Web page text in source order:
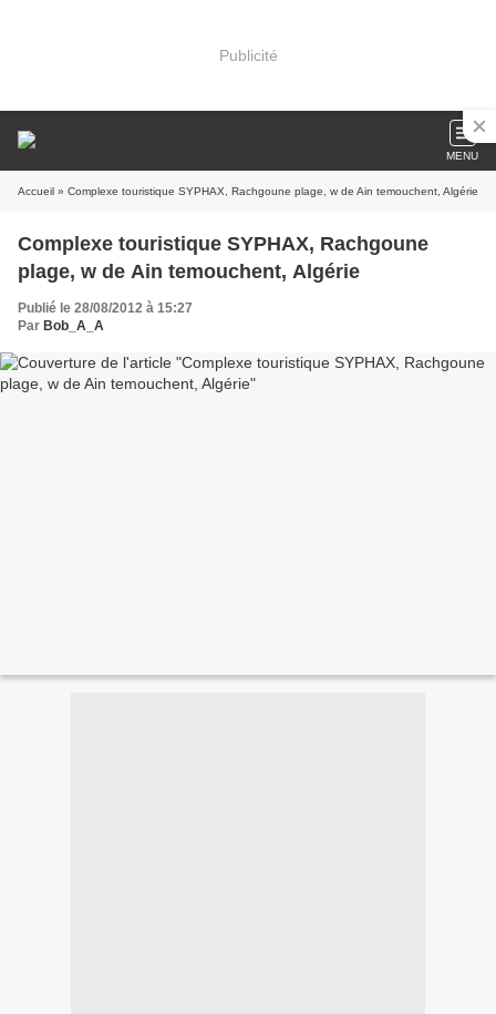
Publicité
MENU
Accueil » Complexe touristique SYPHAX, Rachgoune plage, w de Ain temouchent, Algérie
Complexe touristique SYPHAX, Rachgoune
plage, w de Ain temouchent, Algérie
Publié le 28/08/2012 à 15:27
Par Bob_A_A